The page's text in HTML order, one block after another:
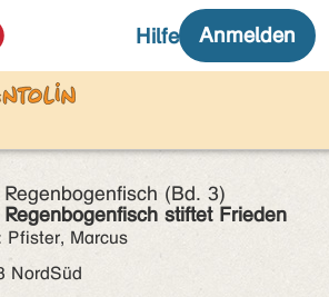
(Bd. 3)
stiftet Frieden
Pfister, Marcus
NordSüd